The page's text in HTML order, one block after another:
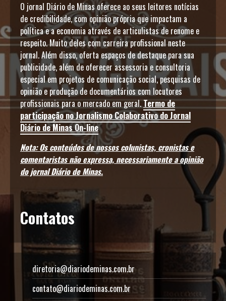
O jornal Diário de Minas oferece ao seus leitores notícias
de credibilidade, com opinião própria que impactam a
política e a economia através de articulistas de renome e
respeito. Muito deles com carreira profissional neste
jornal. Além disso, oferta espaços de destaque para sua
publicidade, além de oferecer assessoria e consultoria
especial em projetos de comunicação social, pesquisas de
opinião e produção de documentários com locutores
profissionais para o mercado em geral.Termo de
participação no Jornalismo Colaborativo do Jornal
Diário de Minas On-line
Nota: Os conteúdos de nossos colunistas, cronistas e
comentaristas não expressa, necessariamente a opinião
do jornal Diário de Minas.
Contatos
diretoria@diariodeminas.com.br
contato@diariodeminas.com.br